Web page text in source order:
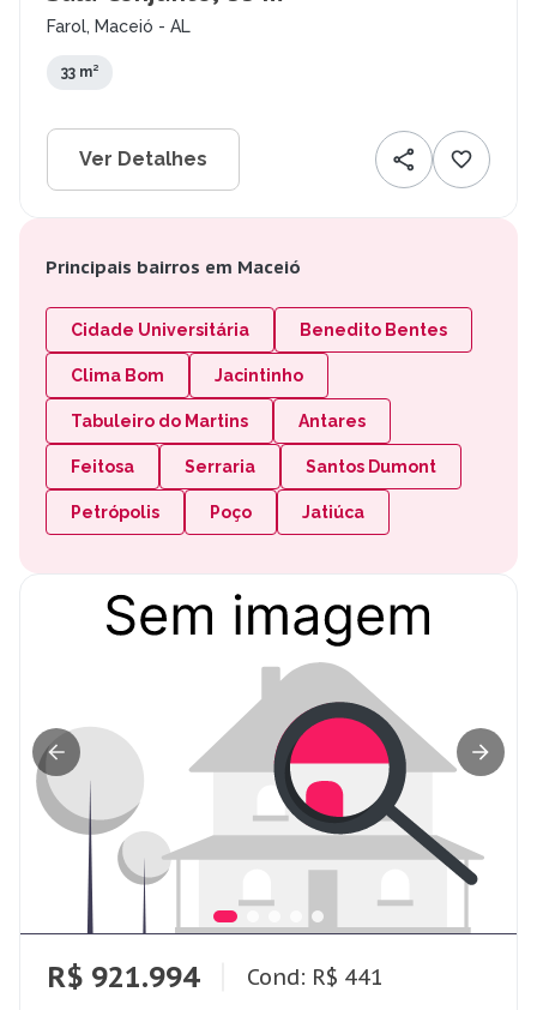
Farol, Maceió - AL
33 m²
Ver Detalhes
Principais bairros em Maceió
Cidade Universitária Benedito Bentes
Clima Bom Jacintinho
Tabuleiro do Martins Antares
Feitosa Serraria Santos Dumont
Petrópolis Poço Jatiúca
R$ 921.994 Cond: R$ 441